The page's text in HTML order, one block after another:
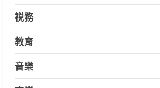
祱務
教育
音樂